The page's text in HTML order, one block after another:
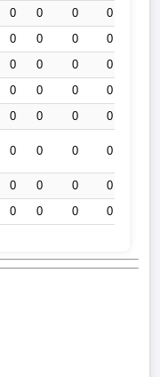
0 0 0 0
0 0 0 0
0 0 0 0
0 0 0 0
0 0 0 0
0 0 0 0
0 0 0 0
0 0 0 0